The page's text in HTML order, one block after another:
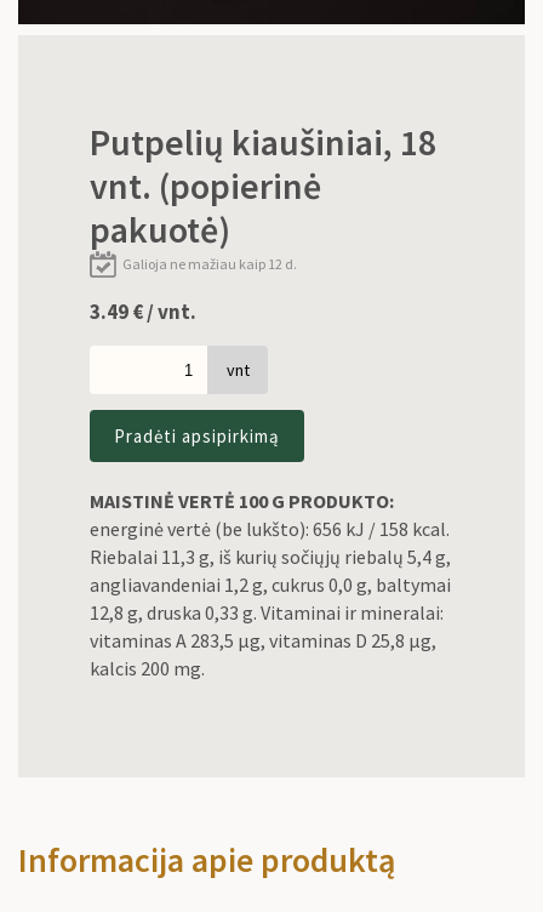
Putpelių kiaušiniai, 18
vnt. (popierinė
pakuotė)
Galioja ne mažiau kaip 12 d.
3.49€/ vnt.
vnt
Pradėti apsipirkimą
MAISTINĖ VERTĖ 100 G PRODUKTO:
energinė vertė (be lukšto): 656 kJ / 158 kcal.
Riebalai 11,3 g, iš kurių sočiųjų riebalų 5,4 g,
angliavandeniai 1,2 g, cukrus 0,0 g, baltymai
12,8 g, druska 0,33 g. Vitaminai ir mineralai:
vitaminas A 283,5 µg, vitaminas D 25,8 µg,
kalcis 200 mg.
Informacija apie produktą